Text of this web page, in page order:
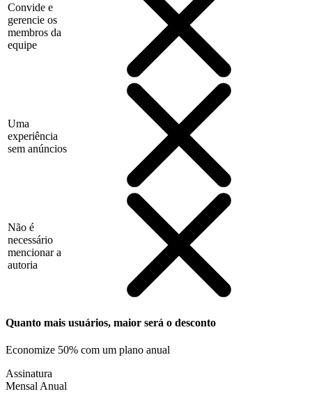
Convide e
gerencie os
membros da
equipe
Uma
experiência
sem anúncios
Não é
necessário
mencionar a
autoria
Quanto mais usuários, maior será o desconto
Economize 50% com um plano anual
Assinatura
Mensal Anual